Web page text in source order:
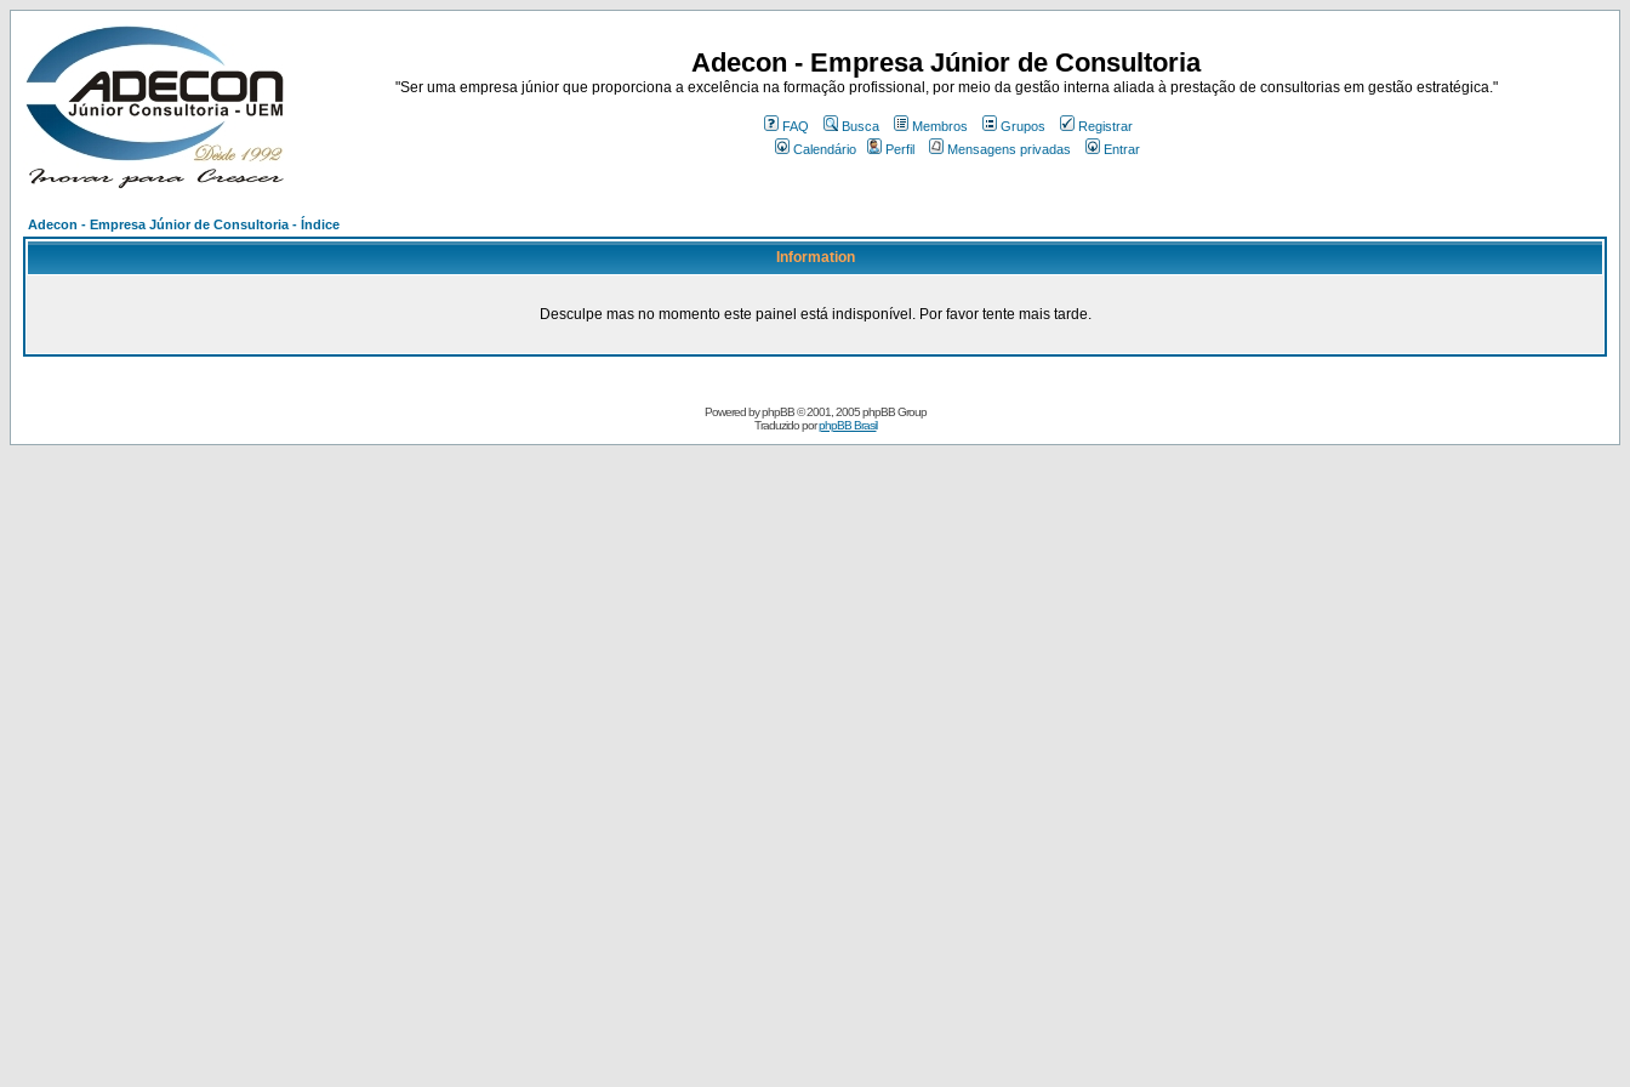
Adecon - Empresa Júnior de Consultoria
"Ser uma empresa júnior que proporciona a excelência na formação profissional, por meio da gestão interna aliada à prestação de consultorias em gestão estratégica."
FAQ Busca Membros Grupos
Registrar
Calendário
Perfil Mensagens privadas Entrar
Adecon - Empresa Júnior de Consultoria - Índice
Information
Desculpe mas no momento este painel está indisponível. Por favor tente mais tarde.
Powered byphpBB© 2001, 2005 phpBB Group
Traduzido porphpBB Brasil